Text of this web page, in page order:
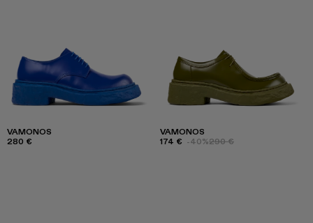
VAMONOS
280 €
VAMONOS
174 € -40%290 €